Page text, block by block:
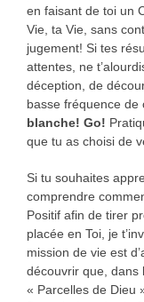
en faisant de toi un
Vie, ta Vie, sans
jugement! Si tes
attentes, ne
déception, de
basse fréquence de
blanche! Go!
que tu as choisi de
Si tu souhaites
comprendre
Positif afin de tirer
placée en Toi, je
mission de vie est
découvrir que, dans
« Parcelles de Dieu